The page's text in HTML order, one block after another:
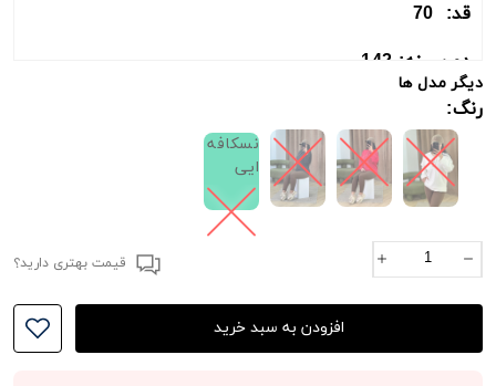
قد: 70
دورسینه: 142
دورباسن :120
دوربازو هودی: 40
قد آستین از کنار یقه: 66
____________________________________
فیلتر شکنتونو خاموش کنید و از گوگل سرچ کنید سانلی
و کد جستجوی محصول رو قسمت سرچ بزنید
دیگر مدل ها
رنگ:
نسکافه
ایی
قیمت بهتری دارید؟
افزودن به سبد خرید